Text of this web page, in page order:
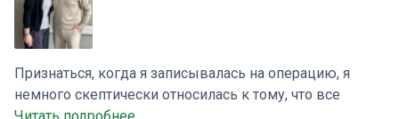
Признаться, когда я записывалась на операцию, я
немного скептически относилась к тому, что все